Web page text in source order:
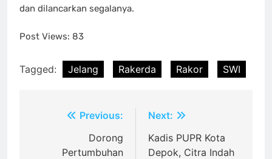
dan dilancarkan segalanya.
Post Views: 83
Tagged: Jelang Rakerda Rakor SWI
navigation
Previous:
Dorong
Pertumbuhan
Next:
Kadis PUPR Kota
Depok, Citra Indah